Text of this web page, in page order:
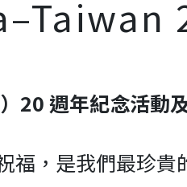
20 週年紀念活
福，是我們最珍貴